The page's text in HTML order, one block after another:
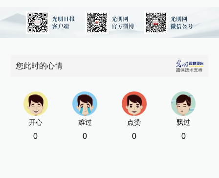
您此时的心情
开心
0
难过
0
点赞
0
飘过
0